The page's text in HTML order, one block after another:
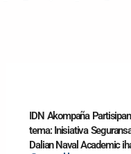
IDN Akompaña
tema: Inisiativa
Dalian Naval Academic